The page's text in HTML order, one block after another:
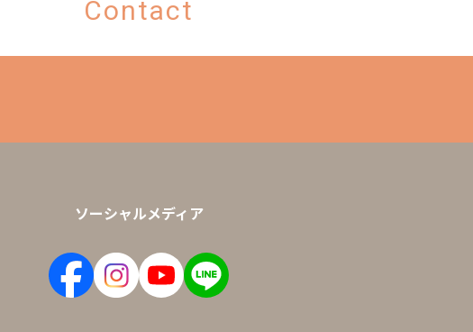
Contact
ソーシャルメディア